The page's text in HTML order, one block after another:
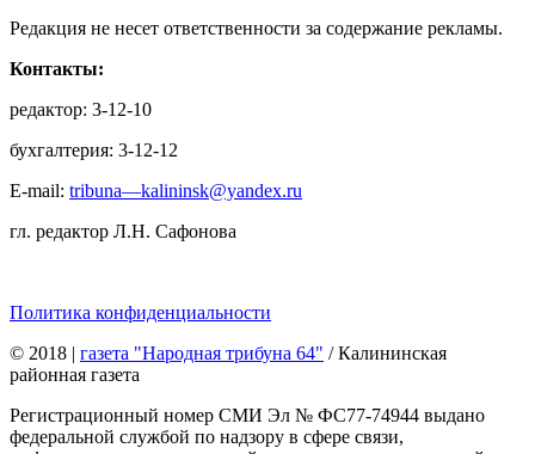
Редакция не несет ответственности за содержание рекламы.
Контакты:
редактор: 3-12-10
бухгалтерия: 3-12-12
E-mail: tribuna—kalininsk@yandex.ru
гл. редактор Л.Н. Сафонова
Политика конфиденциальности
© 2018 | газета "Народная трибуна 64" / Калининская
районная газета
Регистрационный номер СМИ Эл № ФС77-74944 выдано
федеральной службой по надзору в сфере связи,